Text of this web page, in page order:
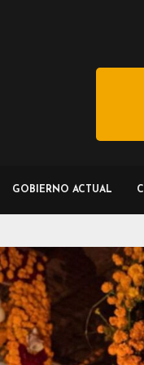
GOBIERNO ACTUAL